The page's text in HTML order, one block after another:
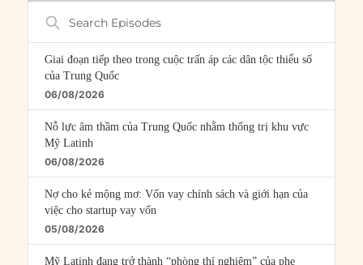
Search
Episodes
Giai đoạn tiếp theo trong cuộc trấn áp các dân tộc thiểu số
của Trung Quốc
06/08/2026
Nỗ lực âm thầm của Trung Quốc nhằm thống trị khu vực
Mỹ Latinh
06/08/2026
Nợ cho kẻ mộng mơ: Vốn vay chính sách và giới hạn của
việc cho startup vay vốn
05/08/2026
Mỹ Latinh đang trở thành “phòng thí nghiệm” của phe